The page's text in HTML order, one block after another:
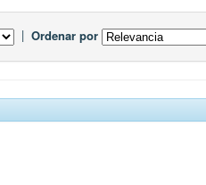
| Ordenar por